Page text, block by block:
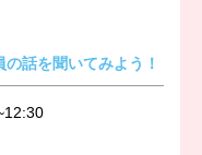
話を聞いてみよう！